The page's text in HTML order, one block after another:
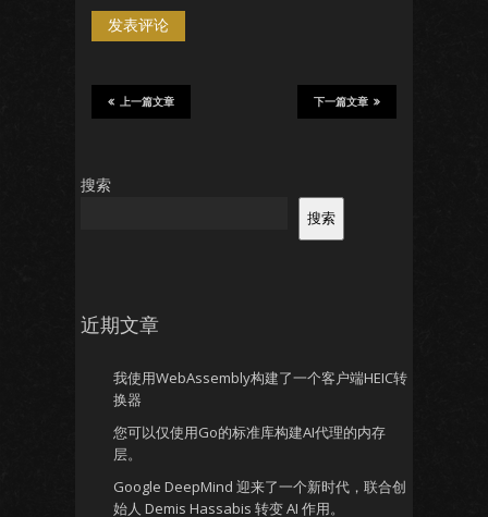
下一篇文章
上一篇文章
搜索
搜索
近期文章
我使用WebAssembly构建了一个客户端HEIC转
换器
您可以仅使用Go的标准库构建AI代理的内存
层。
Google DeepMind 迎来了一个新时代，联合创
始人 Demis Hassabis 转变 AI 作用。